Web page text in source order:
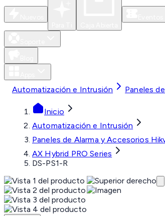
Automatización e Intrusión Paneles
Inicio
Automatización e Intrusión
Paneles de Alarma y Accesorios
AX Hybrid PRO Series
DS-PS1-R